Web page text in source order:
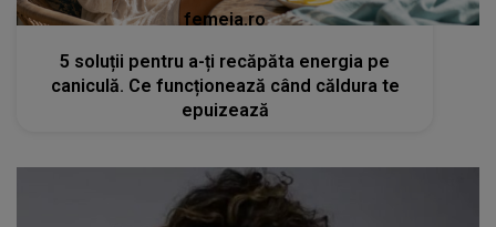
femeia.ro
5 soluții pentru a-ți recăpăta energia pe
caniculă. Ce funcționează când căldura te
epuizează